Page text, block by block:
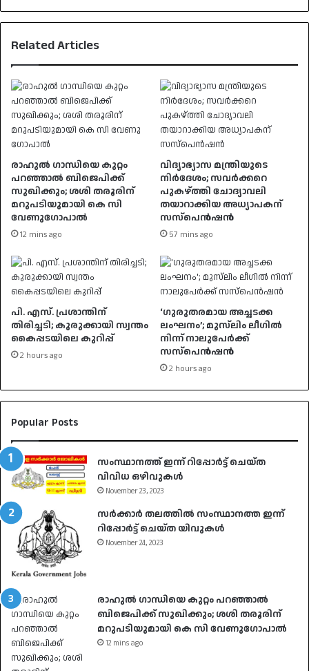
Related Articles
രാഹുൽ ​ഗാന്ധിയെ കുറ്റം
പറഞ്ഞാൽ ബിജെപിക്ക്
സുഖിക്കും; ശശി തരൂരിന്
മറുപടിയുമായി കെ സി
വേണു​ഗോപാൽ
12 mins ago
വിദ്യാഭ്യാസ മന്ത്രിയുടെ
നിർദേശം; സവർക്കറെ
പുകഴ്ത്തി ചോദ്യാവലി
തയാറാക്കിയ അധ്യാപകന്
സസ്പെൻഷൻ
57 mins ago
പി. എസ്. പ്രശാന്തിന്
തിരിച്ചടി; കുരുക്കായി സ്വന്തം
കൈപ്പടയിലെ കുറിപ്പ്
2 hours ago
‘ഗുരുതരമായ അച്ചടക്ക
ലംഘനം’; മുസ്‌ലിം ലീഗിൽ
നിന്ന് നാലുപേർക്ക്
സസ്‌പെൻഷൻ
2 hours ago
Popular Posts
സംസ്ഥാനത്ത് ഇന്ന് റിപ്പോർട്ട് ചെയ്ത
വിവിധ ഒഴിവുകൾ
November 23, 2023
സർക്കാർ തലത്തിൽ സംസ്ഥാനത്ത ഇന്ന്
റിപ്പോർട്ട് ചെയ്ത യിവുകൾ
November 24, 2023
രാഹുൽ ​ഗാന്ധിയെ കുറ്റം പറഞ്ഞാൽ
ബിജെപിക്ക് സുഖിക്കും; ശശി തരൂരിന്
മറുപടിയുമായി കെ സി വേണു​ഗോപാൽ
12 mins ago